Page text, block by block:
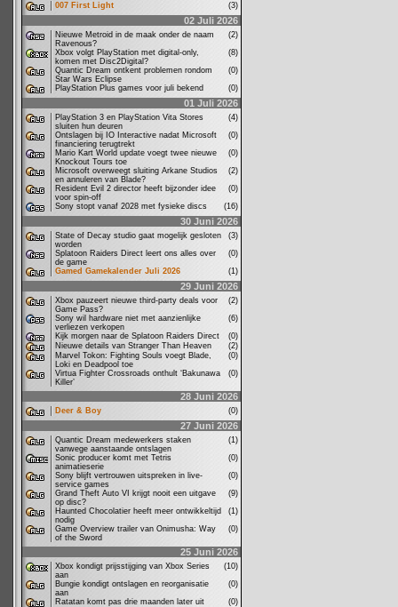
007 First Light (3)
02 Juli 2026
Nieuwe Metroid in de maak onder de naam
Ravenous?
(2)
Xbox volgt PlayStation met digital-only,
komen met Disc2Digital?
(8)
Quantic Dream ontkent problemen rondom
Star Wars Eclipse
(0)
PlayStation Plus games voor juli bekend
(0)
01 Juli 2026
PlayStation 3 en PlayStation Vita Stores
sluiten hun deuren
(4)
Ontslagen bij IO Interactive nadat Microsoft
financiering terugtrekt
(0)
Mario Kart World update voegt twee nieuwe
Knockout Tours toe
(0)
Microsoft overweegt sluiting Arkane Studios
en annuleren van Blade?
(2)
Resident Evil 2 director heeft bijzonder idee
voor spin-off
(0)
Sony stopt vanaf 2028 met fysieke discs
(16)
30 Juni 2026
State of Decay studio gaat mogelijk gesloten
worden
(3)
Splatoon Raiders Direct leert ons alles over
de game
(0)
Gamed Gamekalender Juli 2026
(1)
29 Juni 2026
Xbox pauzeert nieuwe third-party deals voor
Game Pass?
(2)
Sony wil hardware niet met aanzienlijke
verliezen verkopen
(6)
Kijk morgen naar de Splatoon Raiders Direct
(0)
Nieuwe details van Stranger Than Heaven
(2)
Marvel Tokon: Fighting Souls voegt Blade,
Loki en Deadpool toe
(0)
Virtua Fighter Crossroads onthult ‘Bakunawa
Killer’
(0)
28 Juni 2026
Deer & Boy (0)
27 Juni 2026
Quantic Dream medewerkers staken
vanwege aanstaande ontslagen
(1)
Sonic producer komt met Tetris
animatieserie
(0)
Sony blijft vertrouwen uitspreken in live-
service games
(0)
Grand Theft Auto VI krijgt nooit een uitgave
op disc?
(9)
Haunted Chocolatier heeft meer ontwikkeltijd
nodig
(1)
Game Overview trailer van Onimusha: Way
of the Sword
(0)
25 Juni 2026
Xbox kondigt prijsstijging van Xbox Series
aan
(10)
Bungie kondigt ontslagen en reorganisatie
aan
(0)
Ratatan komt pas drie maanden later uit
(0)